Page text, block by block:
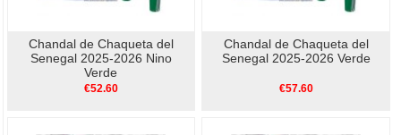
Chandal de Chaqueta del
Senegal 2025-2026 Nino
Verde
€52.60
Chandal de Chaqueta del
Senegal 2025-2026 Verde
€57.60